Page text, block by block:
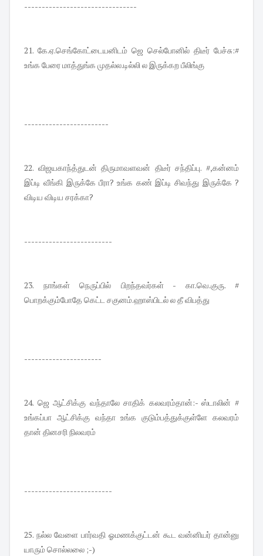
--------------------------------
21. கே.ஏ.செங்கோட்டையனிடம் ஜெ செல்போனில் திடீர் பேச்சு:#
உங்க பேரை மாத்துங்க முதல்ல.டில்லி ல இருக்கற பீலிங்கு
------------------------
22. விஜயகாந்த்துடன் திருமாவளவன் திடீர் சந்திப்பு. #,கன்னம்
இப்டி வீங்கி இருக்கே பீரா? உங்க கண் இப்டி சிவந்து இருக்கே ?
விடிய விடிய சரக்கா?
-------------------------
23. நாங்கள் நெருப்பில் பிறந்தவர்கள் - கா.வெ.குரு. #
பொறக்கும்போதே கெட்ட சகுனம்.ஹாஸ்பிடல் ல தீ விபத்து
----------------------
24. ஜெ ஆட்சிக்கு வந்தாலே சாதிக் கலவரம்தான்:- ஸ்டாலின் #
உங்கப்பா ஆட்சிக்கு வந்தா உங்க குடும்பத்துக்குள்ளே கலவரம்
தான் தினசரி நிலவரம்
-------------------------
25. நல்ல வேளை பார்வதி ஓமணக்குட்டன் கூட வன்னியர் தான்னு
யாரும் சொல்லலை ;-)